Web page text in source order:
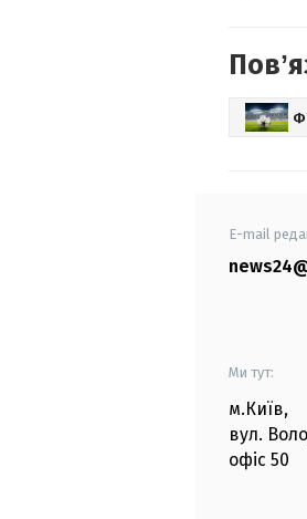
E-mail
Ми тут:
м.Київ,
вул.
офіс 50